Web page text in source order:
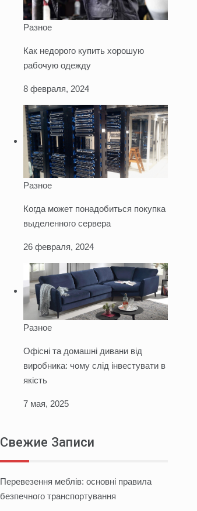
Разное
Как недорого купить хорошую
рабочую одежду
8 февраля, 2024
Разное
Когда может понадобиться покупка
выделенного сервера
26 февраля, 2024
Разное
Офісні та домашні дивани від
виробника: чому слід інвестувати в
якість
7 мая, 2025
Свежие Записи
Перевезення меблів: основні правила
безпечного транспортування